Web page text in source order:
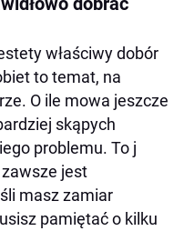
właściwy dobór
to temat, na
O ile mowa jeszcze
skąpych
problemu. To j
jest
masz zamiar
pamiętać o kilku